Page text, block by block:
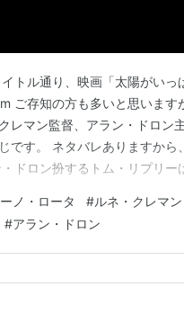
トル通り、映画「太陽がいっ
ご存知の方も多いと思います
レマン監督、アラン・ドロン
です。 ネタバレありますか
ドロン扮するトム・リプリー
のです。報酬は5,000ドル。
ュというフラン…
ノ・ロータ #ルネ・クレマン
#アラン・ドロン